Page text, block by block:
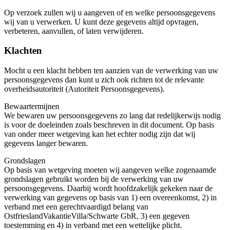
Op verzoek zullen wij u aangeven of en welke persoonsgegevens
wij van u verwerken. U kunt deze gegevens altijd opvragen,
verbeteren, aanvullen, of laten verwijderen.
Klachten
Mocht u een klacht hebben ten aanzien van de verwerking van uw
persoonsgegevens dan kunt u zich ook richten tot de relevante
overheidsautoriteit (Autoriteit Persoonsgegevens).
Bewaartermijnen
We bewaren uw persoonsgegevens zo lang dat redelijkerwijs nodig
is voor de doeleinden zoals beschreven in dit document. Op basis
van onder meer wetgeving kan het echter nodig zijn dat wij
gegevens langer bewaren.
Grondslagen
Op basis van wetgeving moeten wij aangeven welke zogenaamde
grondslagen gebruikt worden bij de verwerking van uw
persoonsgegevens. Daarbij wordt hoofdzakelijk gekeken naar de
verwerking van gegevens op basis van 1) een overeenkomst, 2) in
verband met een gerechtvaardigd belang van
OstfrieslandVakantieVilla/Schwarte GbR, 3) een gegeven
toestemming en 4) in verband met een wettelijke plicht.